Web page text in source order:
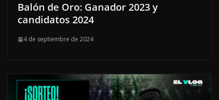
Balón de Oro: Ganador 2023 y
candidatos 2024
4 de septiembre de 2024